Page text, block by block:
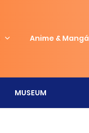
Anime & Mangá
MUSEUM